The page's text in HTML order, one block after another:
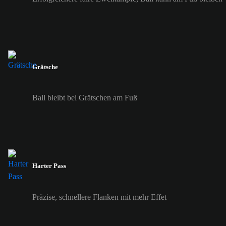
Grätsche
Ball bleibt bei Grätschen am Fuß
Harter Pass
Präzise, schnellere Flanken mit mehr Effet